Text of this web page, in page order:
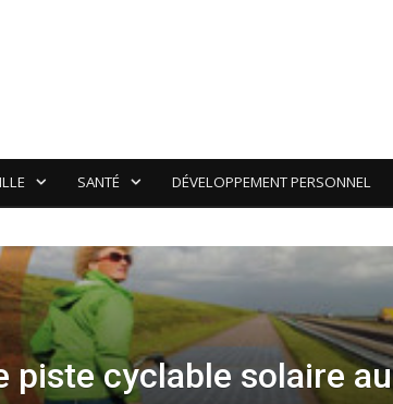
SANTÉ DÉVELOPPEMENT PERSONNEL
piste cyclable solaire au